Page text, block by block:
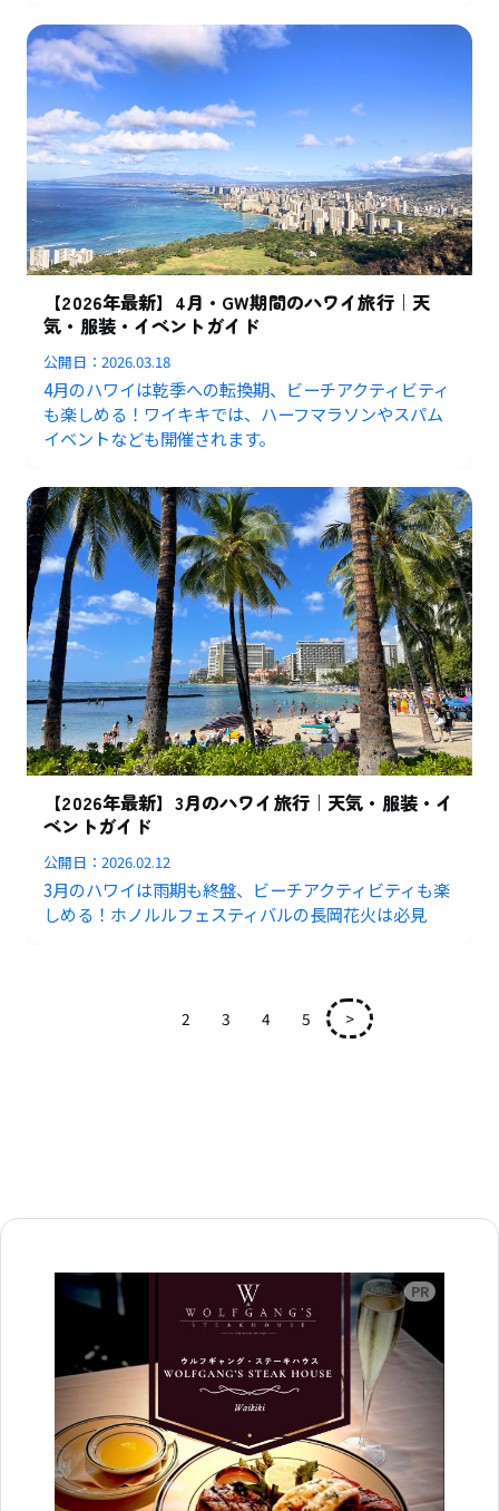
【2026年最新】4月・GW期間のハワイ旅行｜天
気・服装・イベントガイド
公開日：2026.03.18
4月のハワイは乾季への転換期、ビーチアクティビティ
も楽しめる！ワイキキでは、ハーフマラソンやスパム
イベントなども開催されます。
【2026年最新】3月のハワイ旅行｜天気・服装・イ
ベントガイド
公開日：2026.02.12
3月のハワイは雨期も終盤、ビーチアクティビティも楽
しめる！ホノルルフェスティバルの長岡花火は必見
2 3 4 5 >
広告